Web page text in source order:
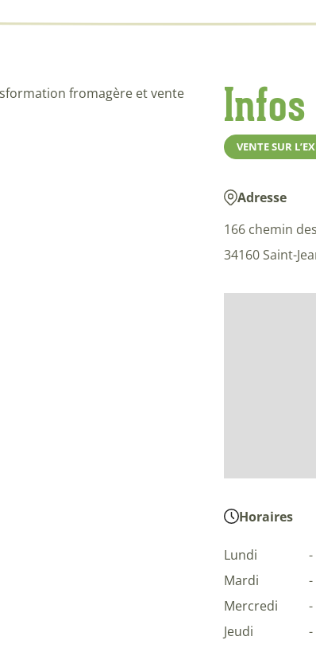
fromagère et vente
VENTE SUR
Adresse
166 chemin
34160 Saint-
Horaires
Lundi
-
Mardi
-
Mercredi
-
Jeudi
-